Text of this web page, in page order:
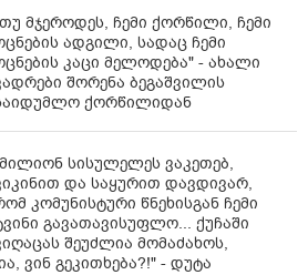
მჯეროდეს, ჩემი ქორწილი, ჩემი
ადგილი, სადაც ჩემი
კაცი მელოდება" - ახალი
შორენა ბეგაშვილის
ქორწილიდან
სისულელეს ვაკეთებ,
და საყურით დავდივარ,
კომუნისტური წნეხისგან ჩემი
გავათავისუფლო... ქუჩაში
შეუძლია მომაძახოს,
ვინ გეკითხება?!" - დუტა